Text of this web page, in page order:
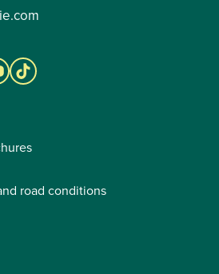
road conditions